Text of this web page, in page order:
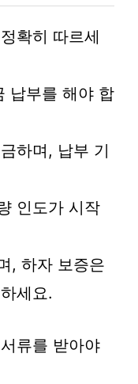
확히 따르세
납부를 해야 합
하며, 납부 기
인도가 시작
, 하자 보증은
세요.
류를 받아야